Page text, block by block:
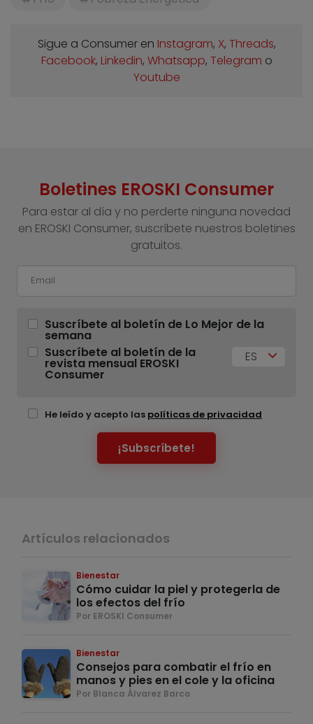
Sigue a Consumer en Instagram, X, Threads,
Facebook, Linkedin, Whatsapp, Telegram o
Youtube
Boletines EROSKI Consumer
Para estar al día y no perderte ninguna novedad
en EROSKI Consumer, suscríbete nuestros boletines
gratuitos.
Suscríbete al boletín de Lo Mejor de la
semana
Suscríbete al boletín de la
revista mensual EROSKI
Consumer
ES
He leído y acepto las políticas de privacidad
¡Subscríbete!
Artículos relacionados
Bienestar
Cómo cuidar la piel y protegerla de
los efectos del frío
Por EROSKI Consumer
Bienestar
Consejos para combatir el frío en
manos y pies en el cole y la oficina
Por Blanca Álvarez Barco